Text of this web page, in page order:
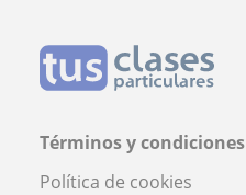
Términos y condiciones
Política de cookies